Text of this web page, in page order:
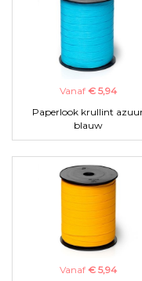
Vanaf € 5,94
Paperlook krullint
blauw
Vanaf € 5,94